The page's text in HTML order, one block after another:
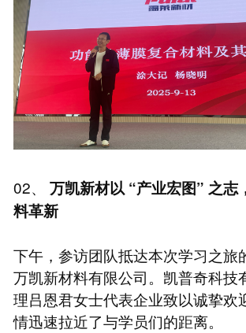
02、 万凯新材以 “产业宏图” 之志
料革新
下午，参访团队抵达本次学习之
万凯新材料有限公司。凯普奇科技
理吕恩君女士代表企业致以诚挚欢
情迅速拉近了与学员们的距离。